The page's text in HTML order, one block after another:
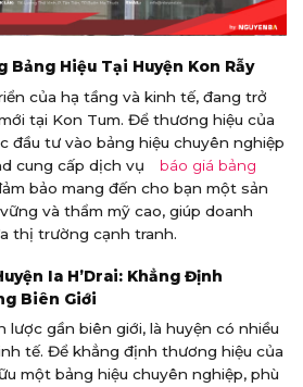
Bảng Hiệu Tại Huyện Kon Rẫy
của hạ tầng và kinh tế, đang trở
tại Kon Tum. Để thương hiệu của
đầu tư vào bảng hiệu chuyên nghiệp
cung cấp dịch vụ
báo giá bảng
bảo mang đến cho bạn một sản
và thẩm mỹ cao, giúp doanh
thị trường cạnh tranh.
Ia H’Drai: Khẳng Định
Biên Giới
lược gần biên giới, là huyện có nhiều
tế. Để khẳng định thương hiệu của
một bảng hiệu chuyên nghiệp, phù